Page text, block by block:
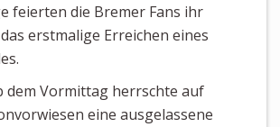
feierten die Bremer Fans ihr
erstmalige Erreichen eines
dem Vormittag herrschte auf
eine ausgelassene